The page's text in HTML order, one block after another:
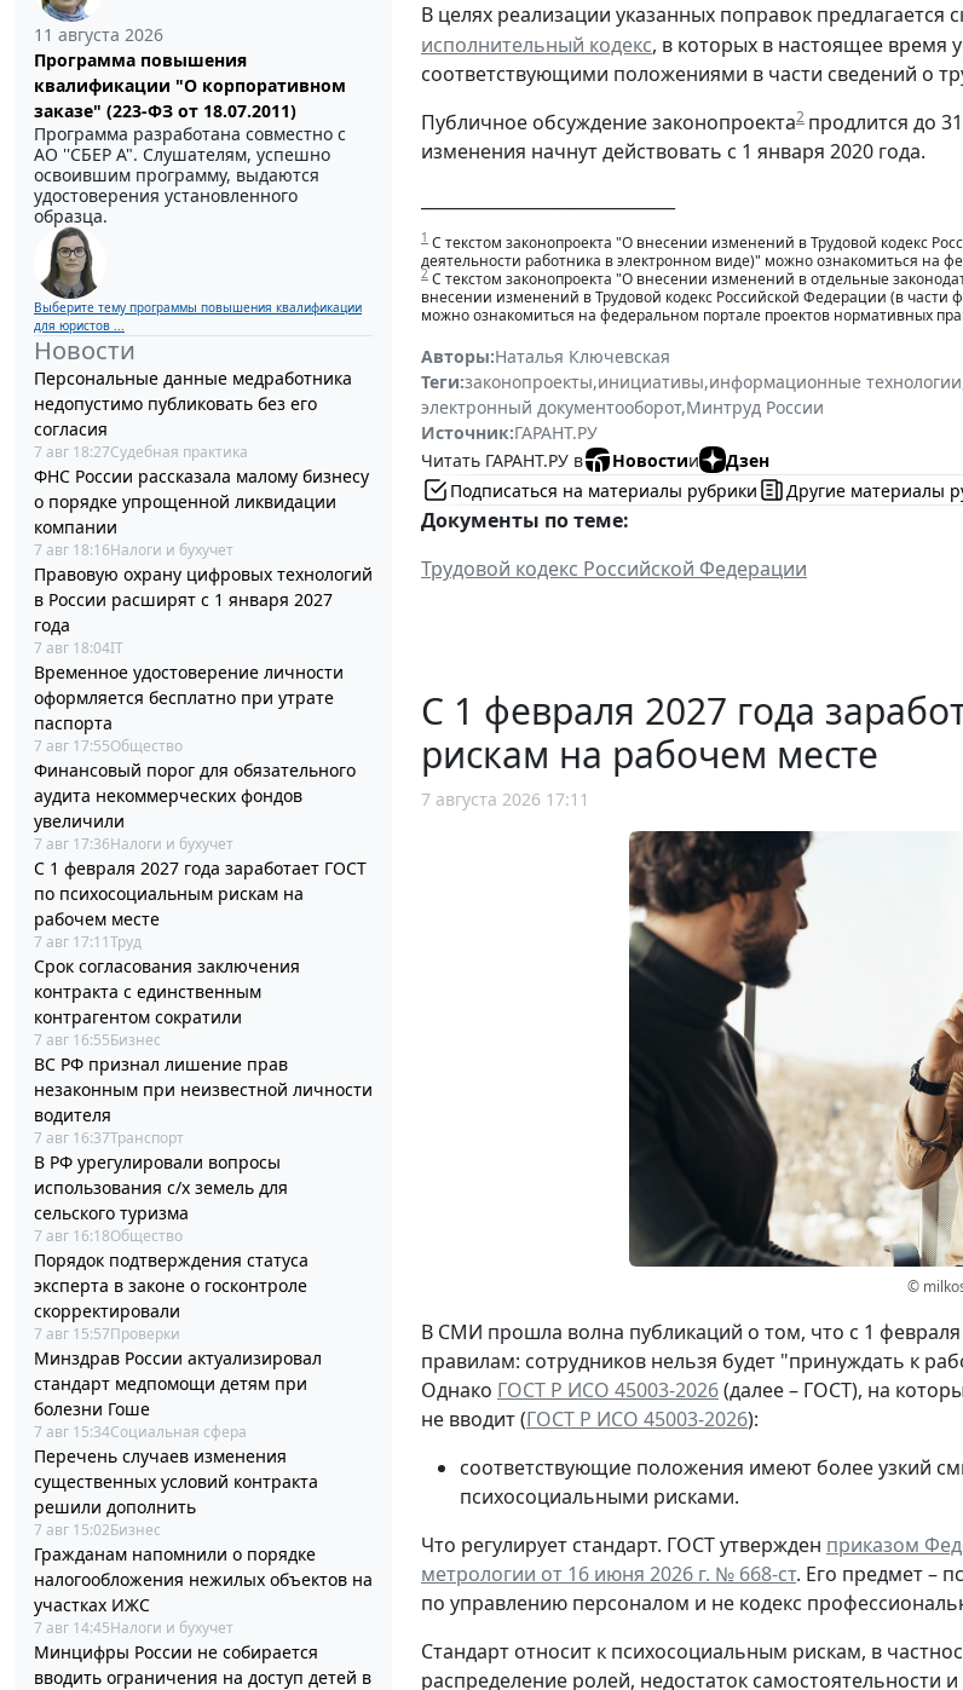
11 августа 2026
Программа повышения
квалификации "О корпоративном
заказе" (223-ФЗ от 18.07.2011)
Программа разработана совместно с
АО ''СБЕР А". Слушателям, успешно
освоившим программу, выдаются
удостоверения установленного
образца.
Выберите тему программы повышения квалификации
для юристов ...
Новости
Персональные данные медработника
недопустимо публиковать без его
согласия
7 авг 18:27Судебная практика
ФНС России рассказала малому бизнесу
о порядке упрощенной ликвидации
компании
7 авг 18:16Налоги и бухучет
Правовую охрану цифровых технологий
в России расширят с 1 января 2027
года
7 авг 18:04IT
Временное удостоверение личности
оформляется бесплатно при утрате
паспорта
7 авг 17:55Общество
Финансовый порог для обязательного
аудита некоммерческих фондов
увеличили
7 авг 17:36Налоги и бухучет
С 1 февраля 2027 года заработает ГОСТ
по психосоциальным рискам на
рабочем месте
7 авг 17:11Труд
Срок согласования заключения
контракта с единственным
контрагентом сократили
7 авг 16:55Бизнес
ВС РФ признал лишение прав
незаконным при неизвестной личности
водителя
7 авг 16:37Транспорт
В РФ урегулировали вопросы
использования с/х земель для
сельского туризма
7 авг 16:18Общество
Порядок подтверждения статуса
эксперта в законе о госконтроле
скорректировали
7 авг 15:57Проверки
Минздрав России актуализировал
стандарт медпомощи детям при
болезни Гоше
7 авг 15:34Социальная сфера
Перечень случаев изменения
существенных условий контракта
решили дополнить
7 авг 15:02Бизнес
Гражданам напомнили о порядке
налогообложения нежилых объектов на
участках ИЖС
7 авг 14:45Налоги и бухучет
Минцифры России не собирается
вводить ограничения на доступ детей в
В целях реализации указанных поправок предлагается
исполнительный кодекс, в которых в настоящее время
соответствующими положениями в части сведений о
Публичное обсуждение законопроекта2 продлится до
изменения начнут действовать с 1 января 2020 года.
1 С текстом законопроекта "О внесении изменений в Трудовой кодекс
деятельности работника в электронном виде)" можно ознакомиться на
2 С текстом законопроекта "О внесении изменений в отдельные
внесении изменений в Трудовой кодекс Российской Федерации (в
можно ознакомиться на федеральном портале проектов нормативных
Авторы:Наталья Ключевская
Теги:законопроекты,инициативы,информационные технологии
электронный документооборот,Минтруд России
Источник:ГАРАНТ.РУ
Читать ГАРАНТ.РУ в
Новостии
Дзен
Подписаться на материалы рубрики
Другие материалы
Документы по теме:
Трудовой кодекс Российской Федерации
С 1 февраля 2027 года
рискам на рабочем месте
7 августа 2026 17:11
©
В СМИ прошла волна публикаций о том, что с 1
правилам: сотрудников нельзя будет "принуждать к
Однако ГОСТ Р ИСО 45003-2026(далее – ГОСТ), на
не вводит (ГОСТ Р ИСО 45003-2026):
соответствующие положения имеют более узкий
психосоциальными рисками.
Что регулирует стандарт. ГОСТ утвержден приказом
метрологии от 16 июня 2026 г. № 668-ст. Его предмет –
по управлению персоналом и не кодекс
Стандарт относит к психосоциальным рискам, в
распределение ролей, недостаток